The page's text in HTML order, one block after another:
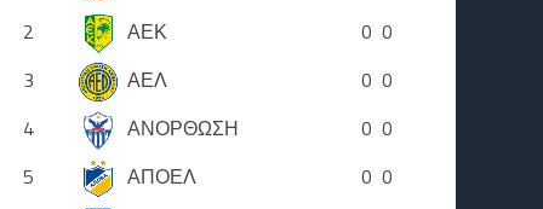
2
ΑΕΚ 0 0
3
ΑΕΛ 0 0
4
ΑΝΟΡΘΩΣΗ 0 0
5
ΑΠΟΕΛ 0 0